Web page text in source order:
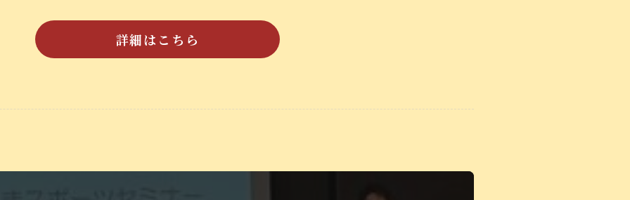
詳細はこちら